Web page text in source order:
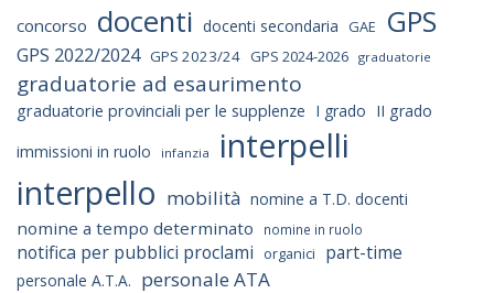
concorso docenti docenti secondaria GAE GPS
GPS 2022/2024 GPS 2023/24 GPS 2024-2026 graduatorie
graduatorie ad esaurimento
graduatorie provinciali per le supplenze I grado II grado
immissioni in ruolo
infanzia interpelli
interpello mobilità nomine a T.D. docenti
nomine a tempo determinato nomine in ruolo
notifica per pubblici proclami organici part-time
personale A.T.A. personale ATA